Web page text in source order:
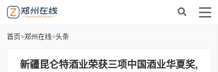
首页>郑州在线>头条
新疆昆仑特酒业荣获三项中国酒业华夏奖,